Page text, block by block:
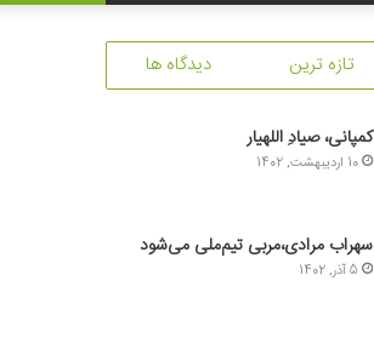
تازه ترین دیدگاه ها
کمپانی، صیادِ اللهیار
10 اردیبهشت, 1402
سهراب مرادی،مربی تیم‌ملی می‌شود
5 آذر, 1402